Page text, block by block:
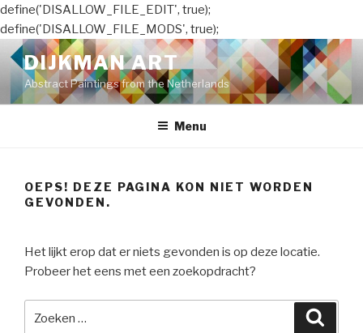
define('DISALLOW_FILE_EDIT', true);
define('DISALLOW_FILE_MODS', true);
Naar
de
inhoud
springen
DIJKMAN ART
Abstract Paintings from the Netherlands
Menu
OEPS! DEZE PAGINA KON NIET WORDEN
GEVONDEN.
Het lijkt erop dat er niets gevonden is op deze locatie.
Probeer het eens met een zoekopdracht?